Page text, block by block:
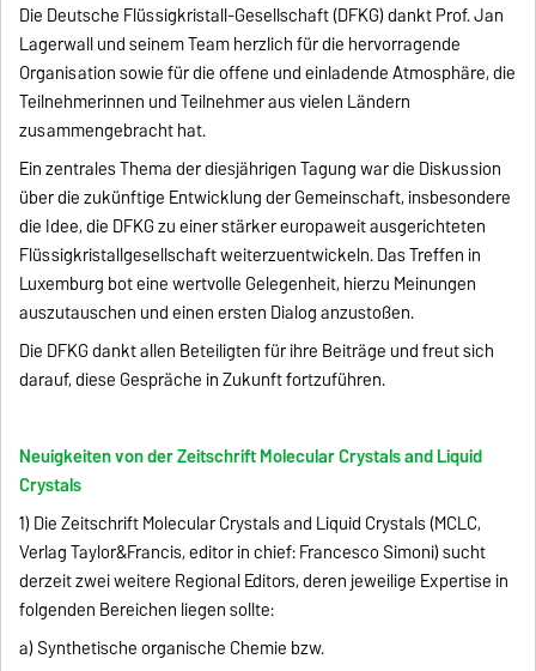
Die Deutsche Flüssigkristall-Gesellschaft (DFKG) dankt Prof. Jan
Lagerwall und seinem Team herzlich für die hervorragende
Organisation sowie für die offene und einladende Atmosphäre, die
Teilnehmerinnen und Teilnehmer aus vielen Ländern
zusammengebracht hat.
Ein zentrales Thema der diesjährigen Tagung war die Diskussion
über die zukünftige Entwicklung der Gemeinschaft, insbesondere
die Idee, die DFKG zu einer stärker europaweit ausgerichteten
Flüssigkristallgesellschaft weiterzuentwickeln. Das Treffen in
Luxemburg bot eine wertvolle Gelegenheit, hierzu Meinungen
auszutauschen und einen ersten Dialog anzustoßen.
Die DFKG dankt allen Beteiligten für ihre Beiträge und freut sich
darauf, diese Gespräche in Zukunft fortzuführen.
Neuigkeiten von der Zeitschrift Molecular Crystals and Liquid
Crystals
1) Die Zeitschrift Molecular Crystals and Liquid Crystals (MCLC,
Verlag Taylor&Francis, editor in chief: Francesco Simoni) sucht
derzeit zwei weitere Regional Editors, deren jeweilige Expertise in
folgenden Bereichen liegen sollte:
a) Synthetische organische Chemie bzw.